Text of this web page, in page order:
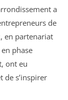
a
de
, en partenariat
phase
ont eu
de s’inspirer